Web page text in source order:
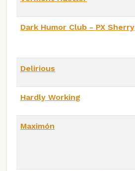
Dark Humor Club - PX Sherry
Delirious
Hardly Working
Maximón